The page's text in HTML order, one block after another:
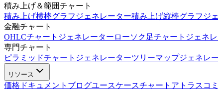
積み上げ＆範囲チャート
積み上げ横棒グラフジェネレーター積み上げ縦棒グラフジ
金融チャート
OHLCチャートジェネレーター ローソク足チャートジェネ
専門チャート
ピラミッドチャートジェネレーターツリーマップジェネレ
リソース
価格 ドキュメント ブログユースケースチャートアトラス コ